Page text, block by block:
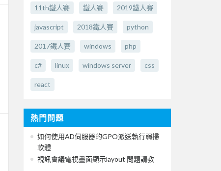
11th鐵人賽 鐵人賽 2019鐵人賽
javascript 2018鐵人賽 python
2017鐵人賽 windows php
c# linux windows server css
react
熱門問題
如何使用AD伺服器的GPO派送執行弱掃
軟體
視訊會議電視畫面顯示layout 問題請教